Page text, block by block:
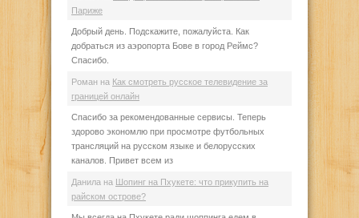
Париже
Добрый день. Подскажите, пожалуйста. Как
добраться из аэропорта Бове в город Реймс?
Спасибо.
Роман на Как смотреть русское телевидение за
границей онлайн
Спасибо за рекомендованные сервисы. Теперь
здорово экономлю при просмотре футбольных
трансляций на русском языке и белорусских
каналов. Привет всем из
Данила на Шопинг на Пхукете: что прикупить на
райском острове?